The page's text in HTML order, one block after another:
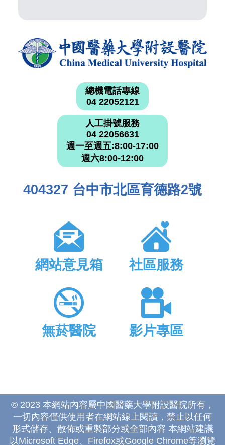
總機電話專線
04 22052121
人工掛號服務
04 22056631
週一至週五:8:00-17:00
週六8:00-12:00
404327 台中市北區育德路2號
網站意見箱 社區服務
無菸醫院 影片專區
© 2023 本網站內容屬中國醫藥大學附設醫院所有，
一切內容僅供使用者在網站線上閱讀，禁止以任何
形式儲存、散佈或重製部分或全部內容 本網站建議
以Microsoft Edge、Firefox或Google Chrome等瀏覽